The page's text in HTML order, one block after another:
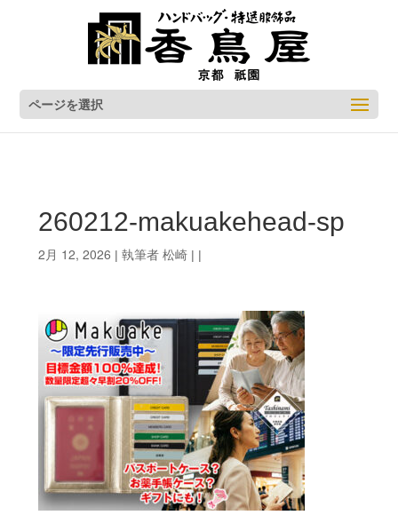
ページを選択
260212-makuakehead-sp
2月 12, 2026 | 執筆者 松崎| |